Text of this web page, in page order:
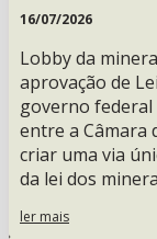
16/07/2026
Lobby da
aprovação de
governo
entre a Câmara
criar uma via
da lei dos
ler mais